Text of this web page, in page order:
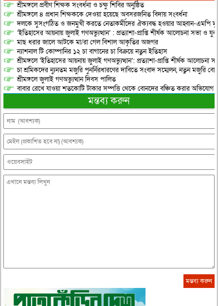
শ্রীমঙ্গলে প্রবীণ শিক্ষক সংবর্ধনা ও চক্ষু শিবির অনুষ্ঠিত
শ্রীমঙ্গলে ৪ প্রধান শিক্ষককে দেওয়া হয়েছে অবসরজনিত বিদায় সংবর্ধনা
দলকে সুসংগঠিত ও জনমুখী করতে নেতাকর্মীদের ঐক্যবদ্ধ হওয়ার আহ্বান-এমপি
‘ইতিহাসের আয়নায় জুলাই গণঅভ্যুত্থান’ : প্রত্যাশা-প্রাপ্তি শীর্ষক আলোচনা সভা ও
মাছ ধরার জালে আটকে মা/রা গেল বিশাল আকৃতির অজগর
ন্যাশনাল টি কোম্পানির ১২ চা বাগানের চা বিক্রয়ে নতুন ইতিহাস
শ্রীমঙ্গলে ‘ইতিহাসের আয়নায় জুলাই গণঅভ্যুত্থান’: প্রত্যাশা-প্রাপ্তি শীর্ষক আলোচনা
চা শ্রমিকদের ন্যুনতম মজুরি পুনর্নিরধারণের দাবিতে সংবাদ সম্মেলন, নতুন মজুরি
শ্রীমঙ্গলে জুলাই গণঅভ্যুত্থান দিবস পালিত
বাবার রেখে যাওয়া শতকোটি টাকার সম্পত্তি থেকে বোনদের বঞ্চিত করার অভিযোগ
মন্তব্য করুন